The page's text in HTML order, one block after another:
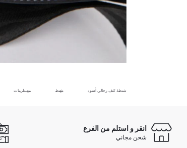
مستلزمات شنط شنطة كتف رجالي أسود
انقر و استلم من الفرع
شحن مجاني